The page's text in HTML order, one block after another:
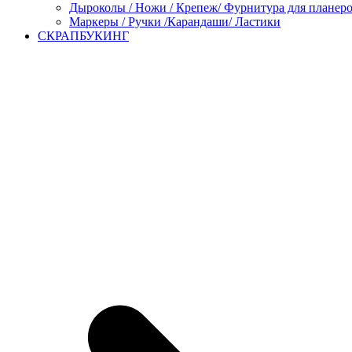
Дыроколы / Ножи / Крепеж/ Фурнитура для
Маркеры / Ручки /Карандаши/ Ластики
СКРАПБУКИНГ